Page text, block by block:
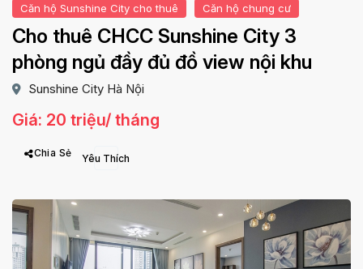
Căn hộ Sunshine City cho thuê Căn hộ chung cư
Cho thuê CHCC Sunshine City 3
phòng ngủ đầy đủ đồ view nội khu
Sunshine City Hà Nội
Giá: 20 triệu/ tháng
Chia Sẻ